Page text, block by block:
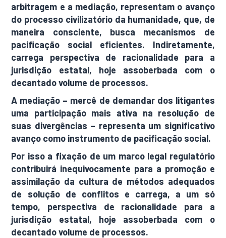
arbitragem e a mediação, representam o avanço
do processo civilizatório da humanidade, que, de
maneira consciente, busca mecanismos de
pacificação social eficientes. Indiretamente,
carrega perspectiva de racionalidade para a
jurisdição estatal, hoje assoberbada com o
decantado volume de processos.
A mediação – mercê de demandar dos litigantes
uma participação mais ativa na resolução de
suas divergências – representa um significativo
avanço como instrumento de pacificação social.
Por isso a fixação de um marco legal regulatório
contribuirá inequivocamente para a promoção e
assimilação da cultura de métodos adequados
de solução de conflitos e carrega, a um só
tempo, perspectiva de racionalidade para a
jurisdição estatal, hoje assoberbada com o
decantado volume de processos.